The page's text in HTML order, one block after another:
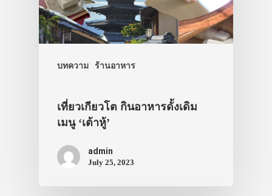
บทความ ร้านอาหาร
เที่ยวเกียวโต กินอาหารดั้งเดิม
เมนู ‘เต้าหู้’
admin
July 25, 2023